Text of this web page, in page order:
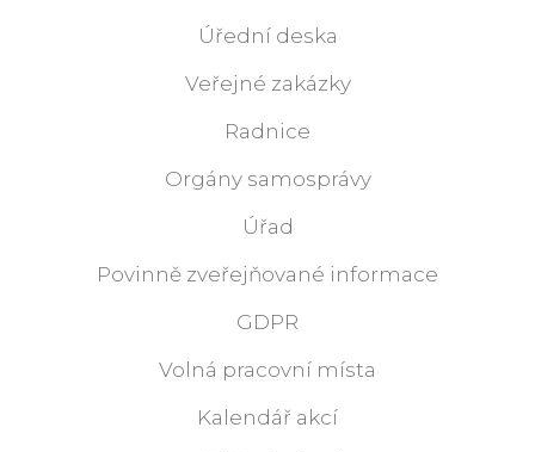
Úřední deska
Veřejné zakázky
Radnice
Orgány samosprávy
Úřad
Povinně zveřejňované informace
GDPR
Volná pracovní místa
Kalendář akcí